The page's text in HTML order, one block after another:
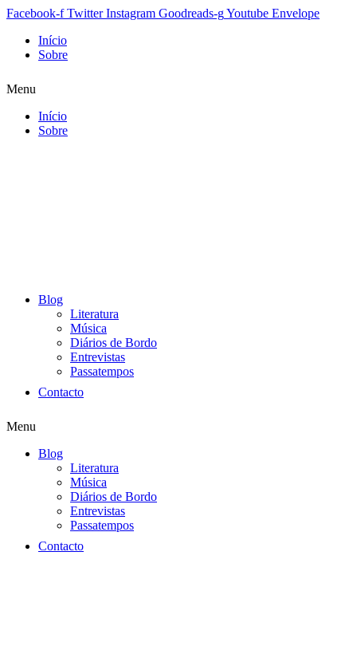
Facebook-f Twitter Instagram Goodreads-gYoutube Envelope
Início
Sobre
Menu
Início
Sobre
Blog
Literatura
Música
Diários de Bordo
Entrevistas
Passatempos
Contacto
Menu
Blog
Literatura
Música
Diários de Bordo
Entrevistas
Passatempos
Contacto